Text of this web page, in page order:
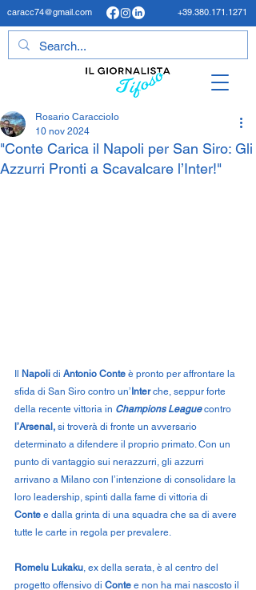
caracc74@gmail.com +39.380.171.1271
"Conte Carica il Napoli per San Siro: Gli
Azzurri Pronti a Scavalcare l’Inter!"
Rosario Caracciolo
10 nov 2024
Napoli di Antonio Conte è pronto per affrontare la
sfida di San Siro contro un’ Inter che, seppur forte
della recente vittoria in Champions League contro
l’Arsenal, si troverà di fronte un avversario
determinato a difendere il proprio primato. Con un
punto di vantaggio sui nerazzurri, gli azzurri
arrivano a Milano con l’intenzione di consolidare la
loro leadership, spinti dalla fame di vittoria di
Conte e dalla grinta di una squadra che sa di avere
tutte le carte in regola per prevalere.
Romelu Lukaku, ex della serata, è al centro del
progetto offensivo di Conte e non ha mai nascosto il